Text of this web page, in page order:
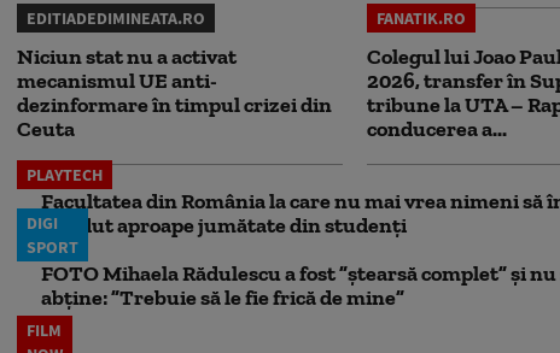
EDITIADEDIMINEATA.RO
Niciun stat nu a activat
mecanismul UE anti-
dezinformare în timpul crizei din
Ceuta
FANATIK.RO
Colegul lui Joao
2026, transfer în
tribune la UTA –
conducerea a...
PLAYTECH
Facultatea din România la care nu mai vrea nimeni să
pierdut aproape jumătate din studenţi
DIGI
SPORT
FOTO Mihaela Rădulescu a fost ”ștearsă complet” și
abține: ”Trebuie să le fie frică de mine”
FILM